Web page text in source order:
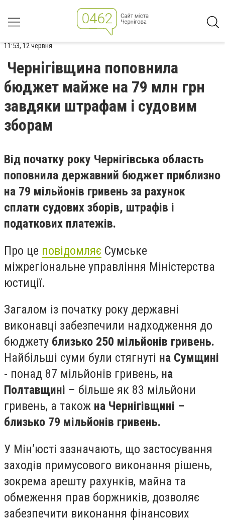
11:53, 12 червня
Чернігівщина поповнила
бюджет майже на 79 млн грн
завдяки штрафам і судовим
зборам
Від початку року Чернігівська область
поповнила державний бюджет приблизно
на 79 мільйонів гривень за рахунок
сплати судових зборів, штрафів і
податкових платежів.
Про це повідомляє Сумське
міжрегіональне управління Міністерства
юстиції.
Загалом із початку року державні
виконавці забезпечили надходження до
бюджету близько 250 мільйонів гривень.
Найбільші суми були стягнуті на Сумщині
- понад 87 мільйонів гривень, на
Полтавщині – більше як 83 мільйони
гривень, а також на Чернігівщині –
близько 79 мільйонів гривень.
У Мін’юсті зазначають, що застосування
заходів примусового виконання рішень,
зокрема арешту рахунків, майна та
обмеження прав боржників, дозволяє
забезпечити виконання фінансових